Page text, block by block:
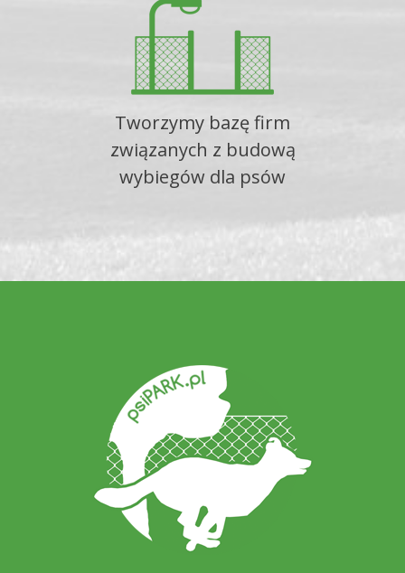
Tworzymy bazę firm
związanych z budową
wybiegów dla psów